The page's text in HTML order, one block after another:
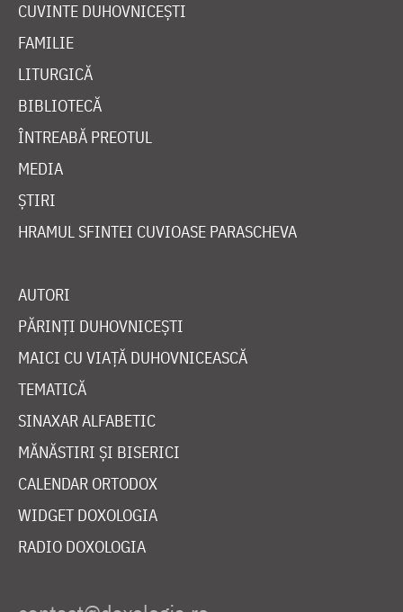
CUVINTE DUHOVNICEȘTI
FAMILIE
LITURGICĂ
BIBLIOTECĂ
ÎNTREABĂ PREOTUL
MEDIA
ȘTIRI
HRAMUL SFINTEI CUVIOASE PARASCHEVA
AUTORI
PĂRINȚI DUHOVNICEȘTI
MAICI CU VIAȚĂ DUHOVNICEASCĂ
TEMATICĂ
SINAXAR ALFABETIC
MĂNĂSTIRI ȘI BISERICI
CALENDAR ORTODOX
WIDGET DOXOLOGIA
RADIO DOXOLOGIA